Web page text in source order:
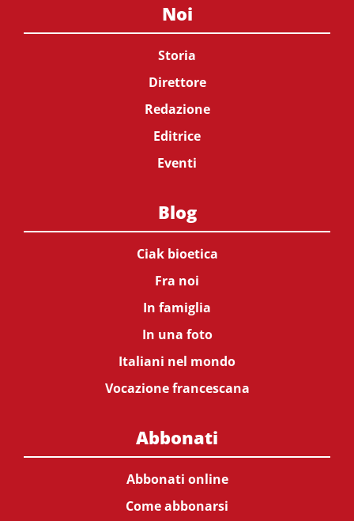
Noi
Storia
Direttore
Redazione
Editrice
Eventi
Blog
Ciak bioetica
Fra noi
In famiglia
In una foto
Italiani nel mondo
Vocazione francescana
Abbonati
Abbonati online
Come abbonarsi